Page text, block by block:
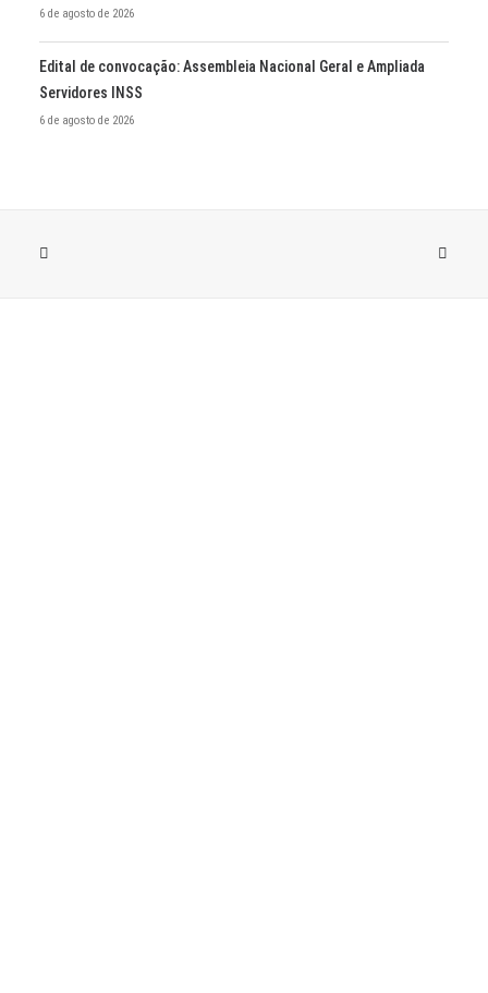
6 de agosto de 2026
Edital de convocação: Assembleia Nacional Geral e Ampliada
Servidores INSS
6 de agosto de 2026